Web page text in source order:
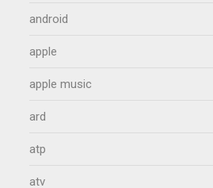
android
apple
apple music
ard
atp
atv